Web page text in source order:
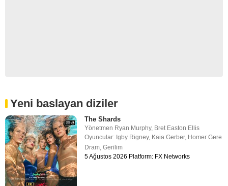
Yeni baslayan diziler
The Shards
Yönetmen Ryan Murphy, Bret Easton Ellis
Oyuncular: Igby Rigney, Kaia Gerber, Homer Gere
Dram,Gerilim
5 Ağustos 2026 Platform: FX Networks